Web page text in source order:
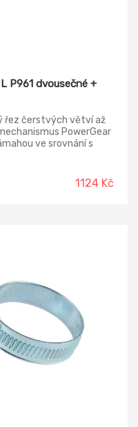
L P961 dvousečné +
řez čerstvých větví až
PowerGear
ve srovnání s
která snižuje tření a
plynulejších řezů a
1124 Kč